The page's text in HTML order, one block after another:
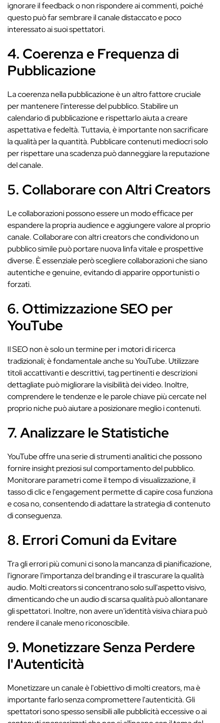
ignorare il feedback o non rispondere ai commenti, poiché
questo può far sembrare il canale distaccato e poco
interessato ai suoi spettatori.
4. Coerenza e Frequenza di
Pubblicazione
La coerenza nella pubblicazione è un altro fattore cruciale
per mantenere l'interesse del pubblico. Stabilire un
calendario di pubblicazione e rispettarlo aiuta a creare
aspettativa e fedeltà. Tuttavia, è importante non sacrificare
la qualità per la quantità. Pubblicare contenuti mediocri solo
per rispettare una scadenza può danneggiare la reputazione
del canale.
5. Collaborare con Altri Creators
Le collaborazioni possono essere un modo efficace per
espandere la propria audience e aggiungere valore al proprio
canale. Collaborare con altri creators che condividono un
pubblico simile può portare nuova linfa vitale e prospettive
diverse. È essenziale però scegliere collaborazioni che siano
autentiche e genuine, evitando di apparire opportunisti o
forzati.
6. Ottimizzazione SEO per
YouTube
Il SEO non è solo un termine per i motori di ricerca
tradizionali; è fondamentale anche su YouTube. Utilizzare
titoli accattivanti e descrittivi, tag pertinenti e descrizioni
dettagliate può migliorare la visibilità dei video. Inoltre,
comprendere le tendenze e le parole chiave più cercate nel
proprio niche può aiutare a posizionare meglio i contenuti.
7. Analizzare le Statistiche
YouTube offre una serie di strumenti analitici che possono
fornire insight preziosi sul comportamento del pubblico.
Monitorare parametri come il tempo di visualizzazione, il
tasso di clic e l'engagement permette di capire cosa funziona
e cosa no, consentendo di adattare la strategia di contenuto
di conseguenza.
8. Errori Comuni da Evitare
Tra gli errori più comuni ci sono la mancanza di pianificazione,
l'ignorare l'importanza del branding e il trascurare la qualità
audio. Molti creators si concentrano solo sull'aspetto visivo,
dimenticando che un audio di scarsa qualità può allontanare
gli spettatori. Inoltre, non avere un'identità visiva chiara può
rendere il canale meno riconoscibile.
9. Monetizzare Senza Perdere
l'Autenticità
Monetizzare un canale è l'obiettivo di molti creators, ma è
importante farlo senza compromettere l'autenticità. Gli
spettatori sono spesso sensibili alle pubblicità eccessive o ai